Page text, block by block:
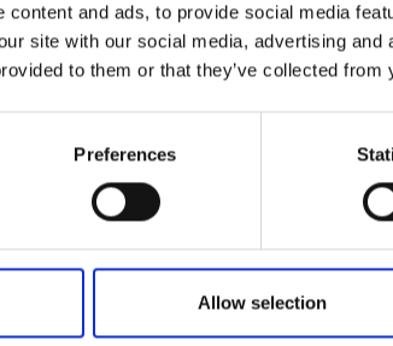
content and ads, to provide social media
site with our social media, advertising
to them or that they’ve collected
Preferences
Allow selection